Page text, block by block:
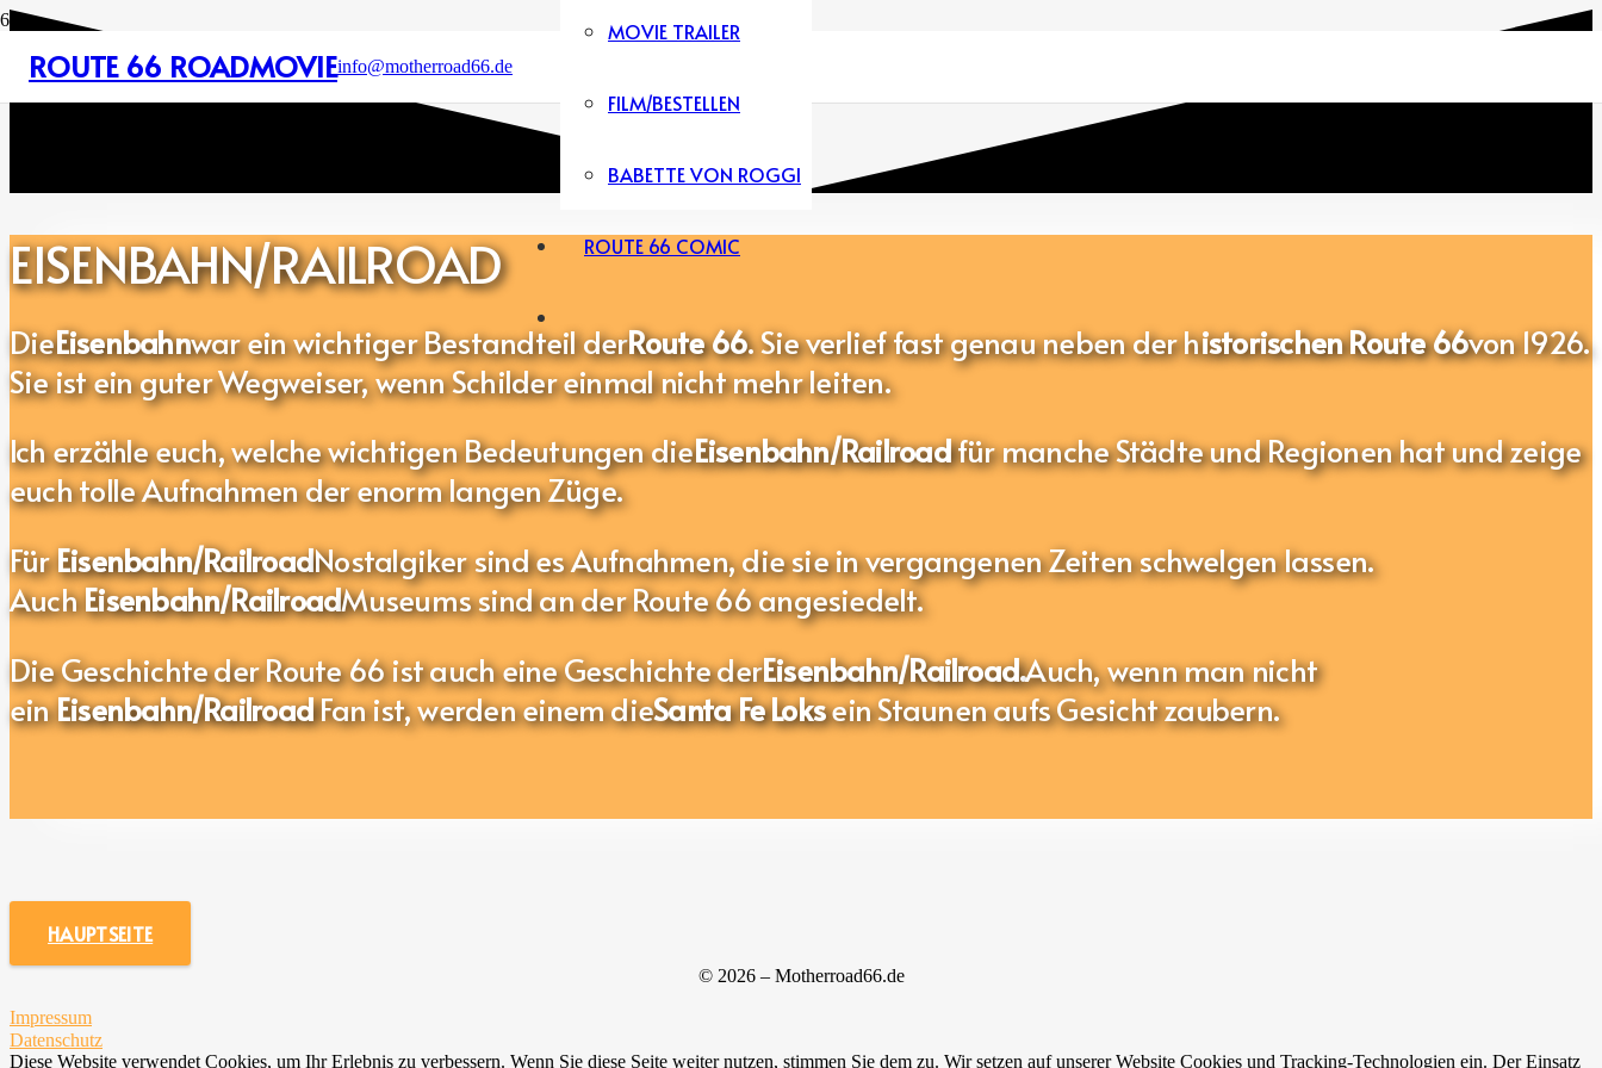
ROUTE 66 ROADMOVIEinfo@motherroad66.de
MOVIE TRAILER
FILM/BESTELLEN
BABETTE VON ROGGI
ROUTE 66 COMIC
EISENBAHN/RAILROAD
DieEisenbahnwar ein wichtiger Bestandteil derRoute 66. Sie verlief fast genau neben der historischen Route 66von 1926.
Sie ist ein guter Wegweiser, wenn Schilder einmal nicht mehr leiten.
Ich erzähle euch, welche wichtigen Bedeutungen dieEisenbahn/Railroadfür manche Städte und Regionen hat und zeige
euch tolle Aufnahmen der enorm langen Züge.
FürEisenbahn/RailroadNostalgiker sind es Aufnahmen, die sie in vergangenen Zeiten schwelgen lassen.
AuchEisenbahn/RailroadMuseums sind an der Route 66 angesiedelt.
Die Geschichte der Route 66 ist auch eine Geschichte derEisenbahn/Railroad.Auch, wenn man nicht
einEisenbahn/RailroadFan ist, werden einem dieSanta Fe Loksein Staunen aufs Gesicht zaubern.
HAUPTSEITE
© 2026 – Motherroad66.de
Impressum
Datenschutz
Diese Website verwendet Cookies, um Ihr Erlebnis zu verbessern. Wenn Sie diese Seite weiter nutzen, stimmen Sie dem zu. Wir setzen auf unserer Website Cookies und Tracking-Technologien ein. Der Einsatz